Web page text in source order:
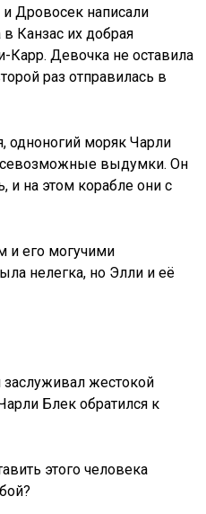
Дровосек написали
Канзас их добрая
Карр. Девочка не оставила
раз отправилась в
одноногий моряк Чарли
выдумки. Он
и на этом корабле они с
его могучими
нелегка, но Элли и её
заслуживал жестокой
Блек обратился к
этого человека